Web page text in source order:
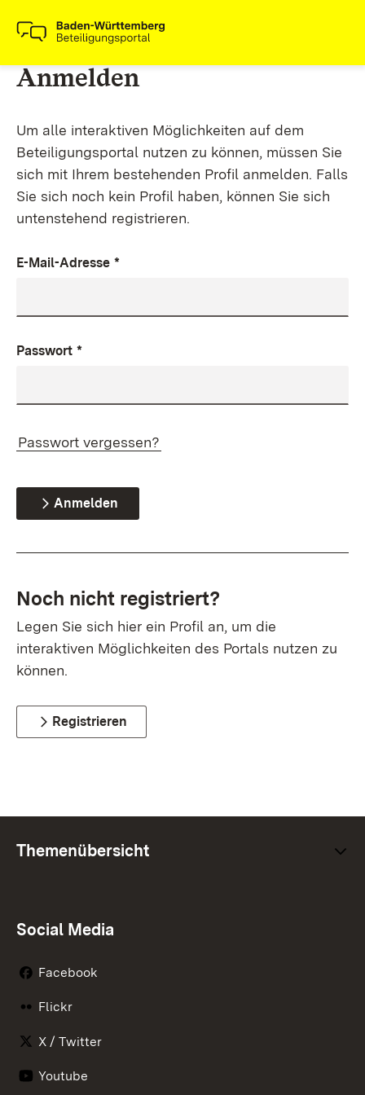
Anmelden
Um alle interaktiven Möglichkeiten auf dem
Beteiligungsportal nutzen zu können, müssen Sie
sich mit Ihrem bestehenden Profil anmelden. Falls
Sie sich noch kein Profil haben, können Sie sich
untenstehend registrieren.
E-Mail-Adresse *
Passwort *
Passwort vergessen?
Anmelden
Noch nicht registriert?
Legen Sie sich hier ein Profil an, um die
interaktiven Möglichkeiten des Portals nutzen zu
können.
Registrieren
Themenübersicht
Social Media
Facebook
Flickr
X / Twitter
Youtube